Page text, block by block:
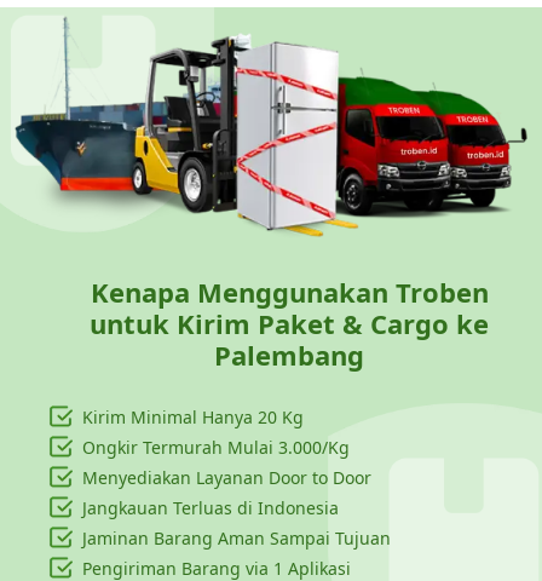
Kenapa Menggunakan Troben
untuk Kirim Paket & Cargo ke
Palembang
Kirim Minimal Hanya 20 Kg
Ongkir Termurah Mulai 3.000/Kg
Menyediakan Layanan Door to Door
Jangkauan Terluas di Indonesia
Jaminan Barang Aman Sampai Tujuan
Pengiriman Barang via 1 Aplikasi